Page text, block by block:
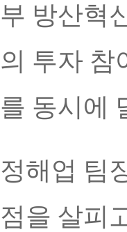
부 방산혁
의 투자 참
를 동시에
정해업 팀
점을 살피